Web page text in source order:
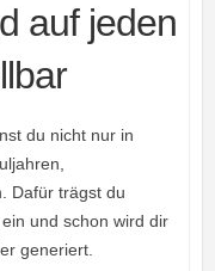
auf jeden
du nicht nur in
Dafür trägst du
und schon wird dir
generiert.